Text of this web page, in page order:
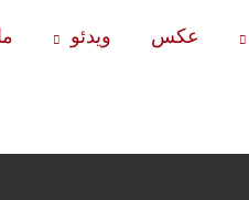
عکس ویدئو